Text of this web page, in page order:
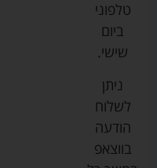
טלפוני
ביום
שישי.
ניתן
לשלוח
הודעה
בווצאפ